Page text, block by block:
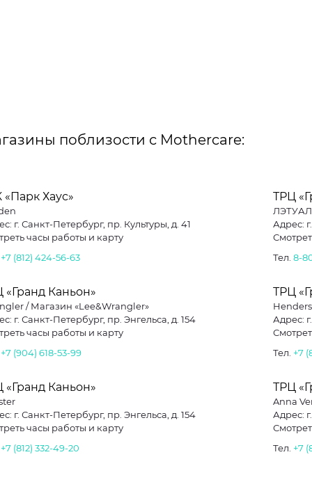
поблизости с Mothercare:
«Парк Хаус»
г. Санкт-Петербург, пр. Культуры, д. 41
часы работы и карту
+7 (812) 424-56-63
ТРЦ
Адрес:
Тел.8-
«Гранд Каньон»
/ Магазин «Lee&Wrangler»
г. Санкт-Петербург, пр. Энгельса, д. 154
часы работы и карту
+7 (904) 618-53-99
ТРЦ
Адрес:
Тел. +7
«Гранд Каньон»
г. Санкт-Петербург, пр. Энгельса, д. 154
часы работы и карту
+7 (812) 332-49-20
ТРЦ
Anna
Адрес:
Тел. +7